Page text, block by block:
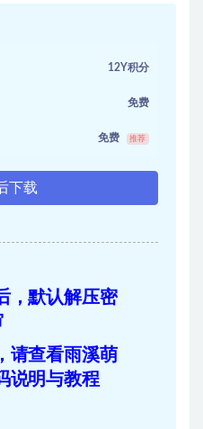
12Y积分
免费
免费 推荐
下载
，默认解压密
请查看雨溪萌
说明与教程